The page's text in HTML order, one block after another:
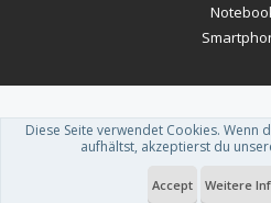
Forum software by XenForo™
Theme designed by
Diese Seite verwendet Cookies. Wenn
aufhältst, akzeptierst du
Accept Weitere